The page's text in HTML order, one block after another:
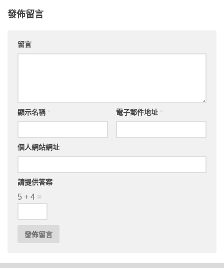
發佈留言
留言
顯示名稱 電子郵件地址
個人網站網址
請提供答案
5 + 4 =